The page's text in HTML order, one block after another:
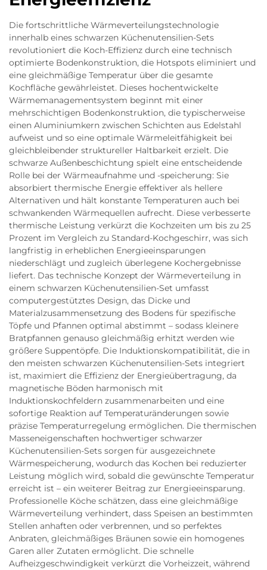
Die fortschrittliche Wärmeverteilungstechnologie
innerhalb eines schwarzen Küchenutensilien-Sets
revolutioniert die Koch-Effizienz durch eine technisch
optimierte Bodenkonstruktion, die Hotspots eliminiert und
eine gleichmäßige Temperatur über die gesamte
Kochfläche gewährleistet. Dieses hochentwickelte
Wärmemanagementsystem beginnt mit einer
mehrschichtigen Bodenkonstruktion, die typischerweise
einen Aluminiumkern zwischen Schichten aus Edelstahl
aufweist und so eine optimale Wärmeleitfähigkeit bei
gleichbleibender struktureller Haltbarkeit erzielt. Die
schwarze Außenbeschichtung spielt eine entscheidende
Rolle bei der Wärmeaufnahme und -speicherung: Sie
absorbiert thermische Energie effektiver als hellere
Alternativen und hält konstante Temperaturen auch bei
schwankenden Wärmequellen aufrecht. Diese verbesserte
thermische Leistung verkürzt die Kochzeiten um bis zu 25
Prozent im Vergleich zu Standard-Kochgeschirr, was sich
langfristig in erheblichen Energieeinsparungen
niederschlägt und zugleich überlegene Kochergebnisse
liefert. Das technische Konzept der Wärmeverteilung in
einem schwarzen Küchenutensilien-Set umfasst
computergestütztes Design, das Dicke und
Materialzusammensetzung des Bodens für spezifische
Töpfe und Pfannen optimal abstimmt – sodass kleinere
Bratpfannen genauso gleichmäßig erhitzt werden wie
größere Suppentöpfe. Die Induktionskompatibilität, die in
den meisten schwarzen Küchenutensilien-Sets integriert
ist, maximiert die Effizienz der Energieübertragung, da
magnetische Böden harmonisch mit
Induktionskochfeldern zusammenarbeiten und eine
sofortige Reaktion auf Temperaturänderungen sowie
präzise Temperaturregelung ermöglichen. Die thermischen
Masseneigenschaften hochwertiger schwarzer
Küchenutensilien-Sets sorgen für ausgezeichnete
Wärmespeicherung, wodurch das Kochen bei reduzierter
Leistung möglich wird, sobald die gewünschte Temperatur
erreicht ist – ein weiterer Beitrag zur Energieeinsparung.
Professionelle Köche schätzen, dass eine gleichmäßige
Wärmeverteilung verhindert, dass Speisen an bestimmten
Stellen anhaften oder verbrennen, und so perfektes
Anbraten, gleichmäßiges Bräunen sowie ein homogenes
Garen aller Zutaten ermöglicht. Die schnelle
Aufheizgeschwindigkeit verkürzt die Vorheizzeit, während